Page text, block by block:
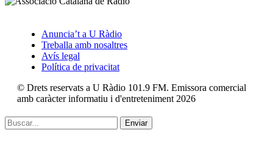
Anuncia’t a U Ràdio
Treballa amb nosaltres
Avís legal
Política de privacitat
© Drets reservats a U Ràdio 101.9 FM. Emissora comercial
amb caràcter informatiu i d'entreteniment 2026
Enviar